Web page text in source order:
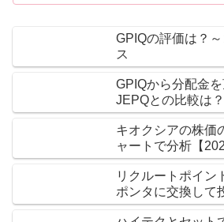
GPIQの評価は？
ス
GPIQから分配金
JEPQとの比較は？
キオクシアの株価
ャートで分析【
リクルートポイン
ポンタに交換して